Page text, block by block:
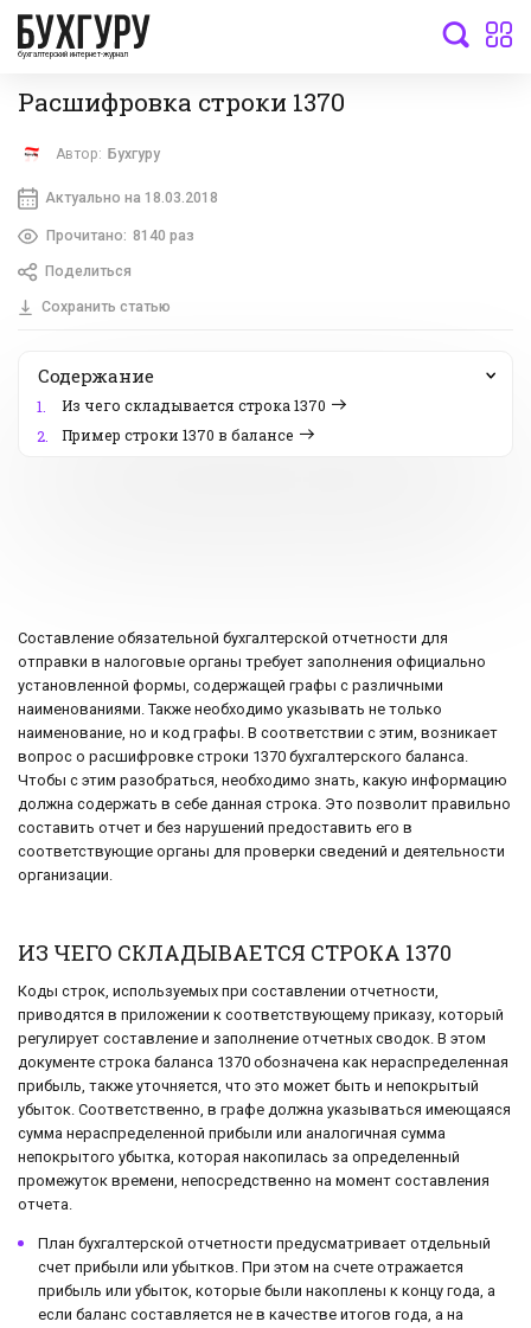
бухгалтерский интернет-журнал
Расшифровка строки 1370
Автор: Бухгуру
Актуально на 18.03.2018
Прочитано: 8140 раз
Поделиться
Сохранить статью
Содержание
1.
Из чего складывается строка 1370
2.
Пример строки 1370 в балансе
Составление обязательной бухгалтерской отчетности для
отправки в налоговые органы требует заполнения официально
установленной формы, содержащей графы с различными
наименованиями. Также необходимо указывать не только
наименование, но и код графы. В соответствии с этим, возникает
вопрос о расшифровке строки 1370 бухгалтерского баланса.
Чтобы с этим разобраться, необходимо знать, какую информацию
должна содержать в себе данная строка. Это позволит правильно
составить отчет и без нарушений предоставить его в
соответствующие органы для проверки сведений и деятельности
организации.
ИЗ ЧЕГО СКЛАДЫВАЕТСЯ СТРОКА 1370
Коды строк, используемых при составлении отчетности,
приводятся в приложении к соответствующему приказу, который
регулирует составление и заполнение отчетных сводок. В этом
документе строка баланса 1370 обозначена как нераспределенная
прибыль, также уточняется, что это может быть и непокрытый
убыток. Соответственно, в графе должна указываться имеющаяся
сумма нераспределенной прибыли или аналогичная сумма
непокрытого убытка, которая накопилась за определенный
промежуток времени, непосредственно на момент составления
отчета.
План бухгалтерской отчетности предусматривает отдельный
счет прибыли или убытков. При этом на счете отражается
прибыль или убыток, которые были накоплены к концу года, а
если баланс составляется не в качестве итогов года, а на